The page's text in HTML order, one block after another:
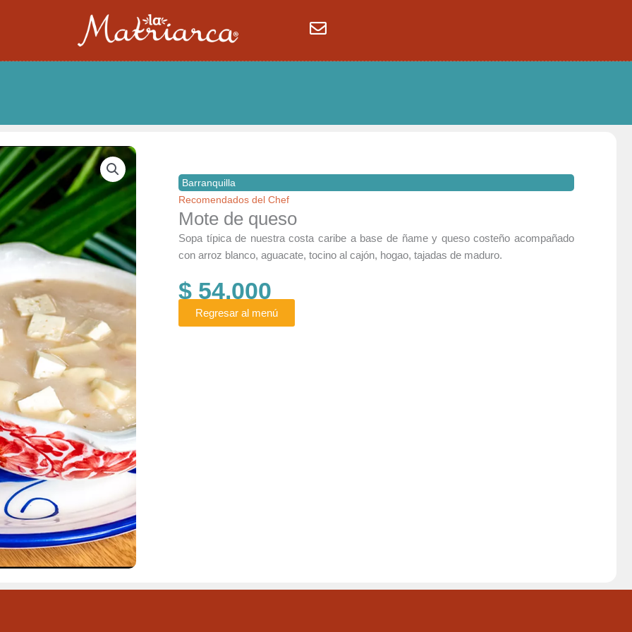
Barranquilla
Recomendados del Chef
Mote de queso
Sopa típica de nuestra costa caribe a base de ñame y queso costeño acompañado
con arroz blanco, aguacate, tocino al cajón, hogao, tajadas de maduro.
$ 54.000
Regresar al menú